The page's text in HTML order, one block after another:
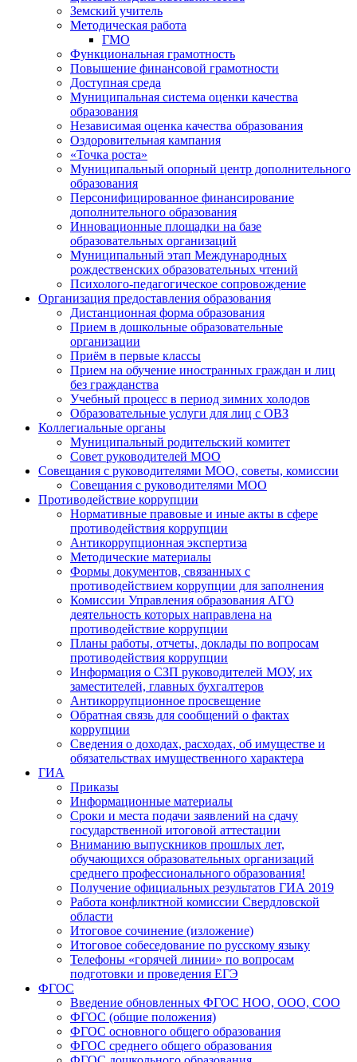
Земский учитель
Методическая работа
ГМО
Функциональная грамотность
Повышение финансовой грамотности
Доступная среда
Муниципальная система оценки качества
образования
Независимая оценка качества образования
Оздоровительная кампания
«Точка роста»
Муниципальный опорный центр дополнительного
образования
Персонифицированное финансирование
дополнительного образования
Инновационные площадки на базе
образовательных организаций
Муниципальный этап Международных
рождественских образовательных чтений
Психолого-педагогическое сопровождение
Организация предоставления образования
Дистанционная форма образования
Прием в дошкольные образовательные
организации
Приём в первые классы
Прием на обучение иностранных граждан и лиц
без гражданства
Учебный процесс в период зимних холодов
Образовательные услуги для лиц с ОВЗ
Коллегиальные органы
Муниципальный родительский комитет
Совет руководителей МОО
Совещания с руководителями МОО, советы, комиссии
Совещания с руководителями МОО
Противодействие коррупции
Нормативные правовые и иные акты в сфере
противодействия коррупции
Антикоррупционная экспертиза
Методические материалы
Формы документов, связанных с
противодействием коррупции для заполнения
Комиссии Управления образования АГО
деятельность которых направлена на
противодействие коррупции
Планы работы, отчеты, доклады по вопросам
противодействия коррупции
Информация о СЗП руководителей МОУ, их
заместителей, главных бухгалтеров
Антикоррупционное просвещение
Обратная связь для сообщений о фактах
коррупции
Сведения о доходах, расходах, об имуществе и
обязательствах имущественного характера
ГИА
Приказы
Информационные материалы
Сроки и места подачи заявлений на сдачу
государственной итоговой аттестации
Вниманию выпускников прошлых лет,
обучающихся образовательных организаций
среднего профессионального образования!
Получение официальных результатов ГИА 2019
Работа конфликтной комиссии Свердловской
области
Итоговое сочинение (изложение)
Итоговое собеседование по русскому языку
Телефоны «горячей линии» по вопросам
подготовки и проведения ЕГЭ
ФГОС
Введение обновленных ФГОС НОО, ООО, СОО
ФГОС (общие положения)
ФГОС основного общего образования
ФГОС среднего общего образования